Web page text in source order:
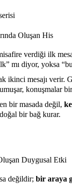
Oluşan His
verdiği ilk
mı diyor, yoksa
ikinci mesajı verir.
konuşmalar
bir masada değil,
bir bağ kurar.
Duygusal Etki
değildir; bir araya